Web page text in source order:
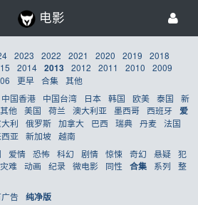
电影
2023 2022 2021 2020 2019
2018
2014 2013 2012 2011 2010
2009
更早 合集 其他
中国香港 中国台湾 日本 韩国 欧美 泰国
新
其他 美国 荷兰 澳大利亚 墨西哥 西班牙 爱
利 俄罗斯 加拿大 巴西 瑞典 丹麦 法国
亚 新加坡 越南
爱情 恐怖 科幻 剧情 惊悚 奇幻 悬疑 犯
灾难 动画 纪录 微电影 同性 合集 系列
整
告 纯净版